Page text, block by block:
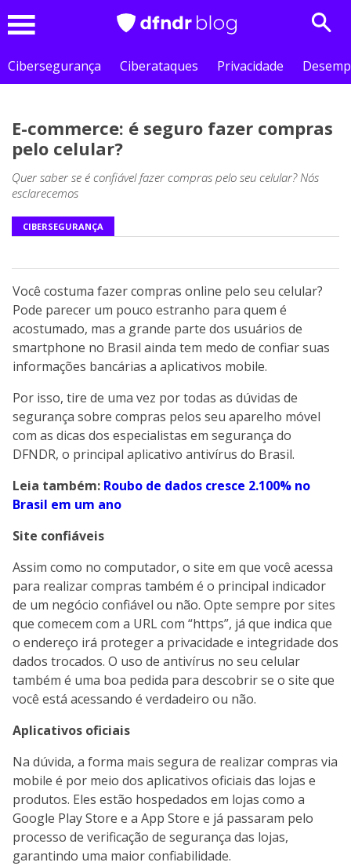
Cibersegurança
Ciberataques Privacidade
E-commerce: é seguro fazer compras
pelo celular?
Quer saber se é confiável fazer compras pelo seu celular? Nós
esclarecemos
CIBERSEGURANÇA
Você costuma fazer compras online pelo seu celular?
Pode parecer um pouco estranho para quem é
acostumado, mas a grande parte dos usuários de
smartphone no Brasil ainda tem medo de confiar suas
informações bancárias a aplicativos mobile.
Por isso, tire de uma vez por todas as dúvidas de
segurança sobre compras pelos seu aparelho móvel
com as dicas dos especialistas em segurança do
DFNDR, o principal aplicativo antivírus do Brasil.
Leia também: Roubo de dados cresce 2.100% no
Brasil em um ano
Site confiáveis
Assim como no computador, o site em que você acessa
para realizar compras também é o principal indicador
de um negócio confiável ou não. Opte sempre por sites
que comecem com a URL com “https”, já que indica que
o endereço irá proteger a privacidade e integridade dos
dados trocados. O uso de antivírus no seu celular
também é uma boa pedida para descobrir se o site que
você está acessando é verdadeiro ou não.
Aplicativos oficiais
Na dúvida, a forma mais segura de realizar compras via
mobile é por meio dos aplicativos oficiais das lojas e
produtos. Eles estão hospedados em lojas como a
Google Play Store e a App Store e já passaram pelo
processo de verificação de segurança das lojas,
garantindo uma maior confiabilidade.